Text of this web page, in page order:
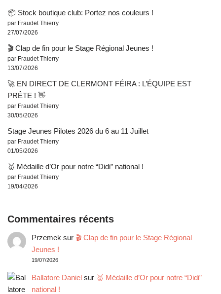
📦 Stock boutique club: Portez nos couleurs !
par Fraudet Thierry
27/07/2026
🎬 Clap de fin pour le Stage Régional Jeunes !
par Fraudet Thierry
13/07/2026
🚀 EN DIRECT DE CLERMONT FÉIRA : L’ÉQUIPE EST
PRÊTE ! 👋
par Fraudet Thierry
30/05/2026
Stage Jeunes Pilotes 2026 du 6 au 11 Juillet
par Fraudet Thierry
01/05/2026
🥇 Médaille d’Or pour notre “Didi” national !
par Fraudet Thierry
19/04/2026
Commentaires récents
Przemek sur 🎬 Clap de fin pour le Stage Régional
Jeunes !
19/07/2026
Ballatore Danielsur 🥇 Médaille d’Or pour notre “Didi”
national !